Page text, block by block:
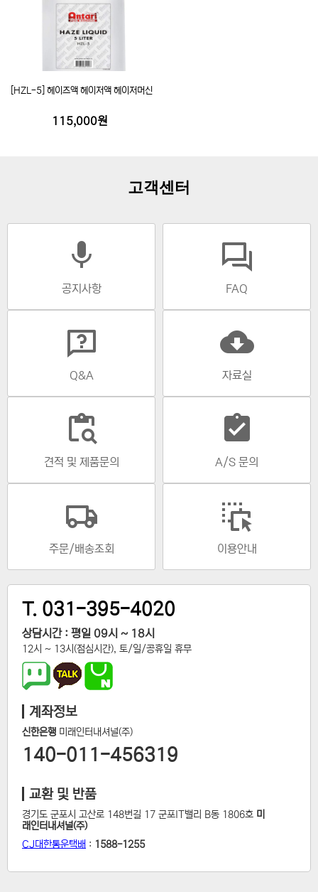
[HZL-5] 헤이즈액 헤이저액 헤이저머신
115,000원
고객센터
mic
공지사항 FAQ
Q&A
cloud_download
자료실
content_paste_search
견적 및 제품문의
assignment_turned_in
A/S 문의
주문/배송조회 이용안내
T. 031-395-4020
상담시간 : 평일 09시 ~ 18시
12시 ~ 13시(점심시간), 토/일/공휴일 휴무
계좌정보
신한은행 미래인터내셔널(주)
140-011-456319
교환 및 반품
경기도 군포시 고산로 148번길 17 군포IT밸리 B동 1806호 미
래인터내셔널(주)
CJ대한통운택배 : 1588-1255